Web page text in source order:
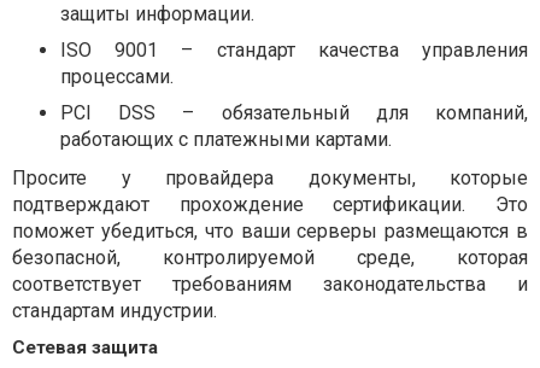
защиты информации.
ISO 9001 – стандарт качества управления
процессами.
PCI DSS – обязательный для компаний,
работающих с платежными картами.
Просите у провайдера документы, которые
подтверждают прохождение сертификации. Это
поможет убедиться, что ваши серверы размещаются в
безопасной, контролируемой среде, которая
соответствует требованиям законодательства и
стандартам индустрии.
Сетевая защита